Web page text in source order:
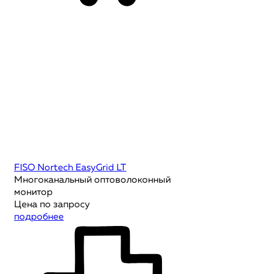
FISO Nortech EasyGrid LT
Многоканальный оптоволоконный
монитор
Цена по запросу
подробнее